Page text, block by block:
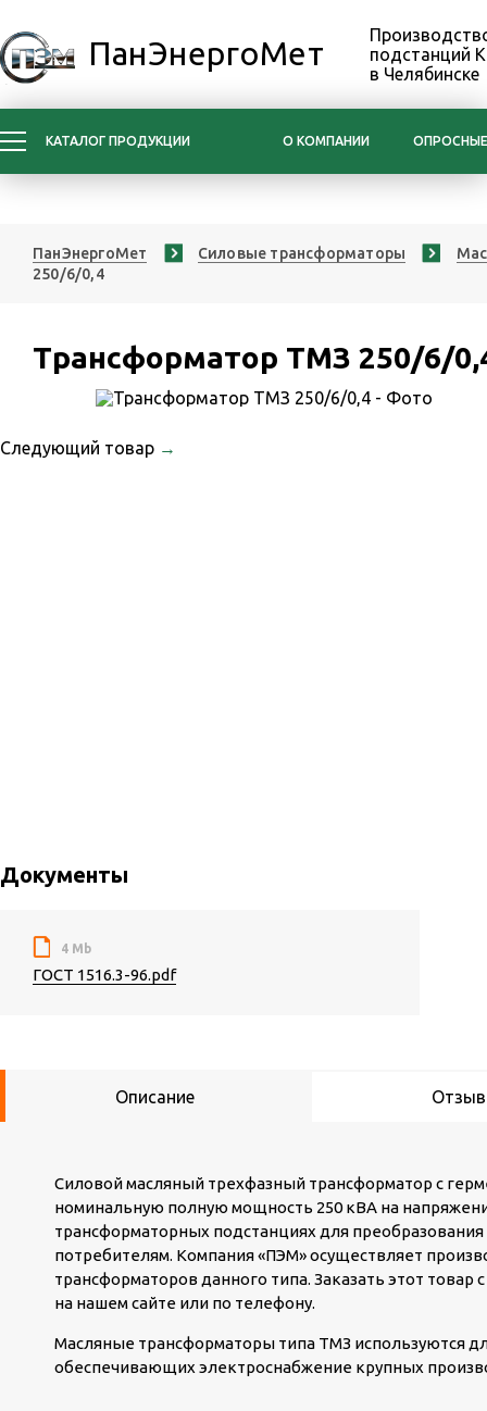
ПанЭнергоМет
подстанций
в Челябинске
КАТАЛОГ ПРОДУКЦИИ О КОМПАНИИ
ПанЭнергоМет Силовые трансформаторы
250/6/0,4
Трансформатор ТМЗ 250/6/
Следующий товар →
Документы
4 Mb
ГОСТ 1516.3-96.pdf
Описание
Силовой масляный трехфазный трансформатор с
номинальную полную мощность 250 кВА на
трансформаторных подстанциях для
потребителям. Компания «ПЭМ» осуществляет
трансформаторов данного типа. Заказать этот товар
на нашем сайте или по телефону.
Масляные трансформаторы типа ТМЗ используются
обеспечивающих электроснабжение крупных